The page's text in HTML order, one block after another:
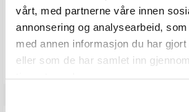
vårt, med partnerne våre innen
annonsering og analysearbeid,
med annen informasjon du har gjort
eller som de har samlet inn
Vær oppmerksom på at noen kunder gir en
review, og at antallet ratings derfor vil
reviews.